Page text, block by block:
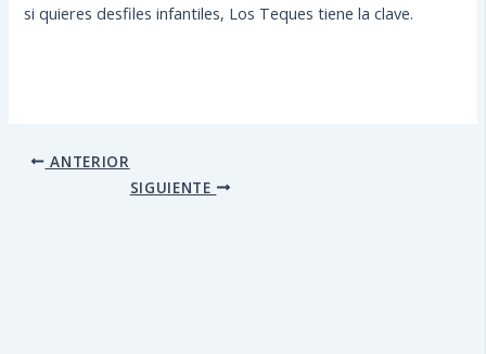
si quieres desfiles infantiles, Los Teques tiene la clave.
ANTERIOR
SIGUIENTE